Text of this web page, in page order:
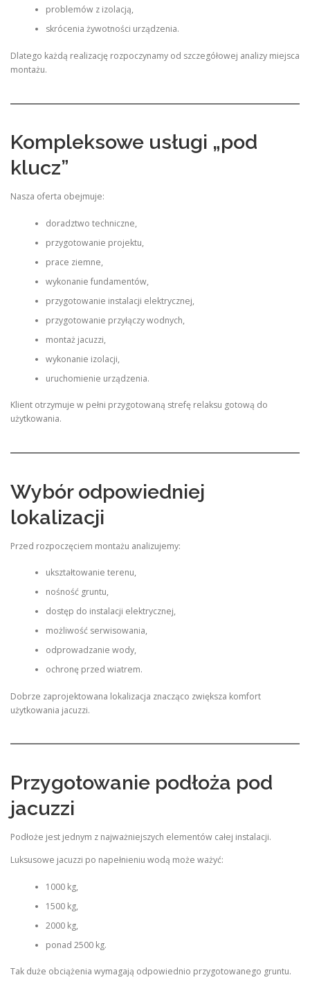
problemów z izolacją,
skrócenia żywotności urządzenia.
Dlatego każdą realizację rozpoczynamy od szczegółowej analizy miejsca
montażu.
Kompleksowe usługi „pod
klucz”
Nasza oferta obejmuje:
doradztwo techniczne,
przygotowanie projektu,
prace ziemne,
wykonanie fundamentów,
przygotowanie instalacji elektrycznej,
przygotowanie przyłączy wodnych,
montaż jacuzzi,
wykonanie izolacji,
uruchomienie urządzenia.
Klient otrzymuje w pełni przygotowaną strefę relaksu gotową do
użytkowania.
Wybór odpowiedniej
lokalizacji
Przed rozpoczęciem montażu analizujemy:
ukształtowanie terenu,
nośność gruntu,
dostęp do instalacji elektrycznej,
możliwość serwisowania,
odprowadzanie wody,
ochronę przed wiatrem.
Dobrze zaprojektowana lokalizacja znacząco zwiększa komfort
użytkowania jacuzzi.
Przygotowanie podłoża pod
jacuzzi
Podłoże jest jednym z najważniejszych elementów całej instalacji.
Luksusowe jacuzzi po napełnieniu wodą może ważyć:
1000 kg,
1500 kg,
2000 kg,
ponad 2500 kg.
Tak duże obciążenia wymagają odpowiednio przygotowanego gruntu.